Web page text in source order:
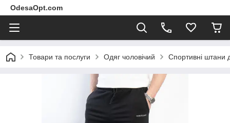
OdesaOpt.com
Товари та послуги Одяг чоловічий Спортивні штани